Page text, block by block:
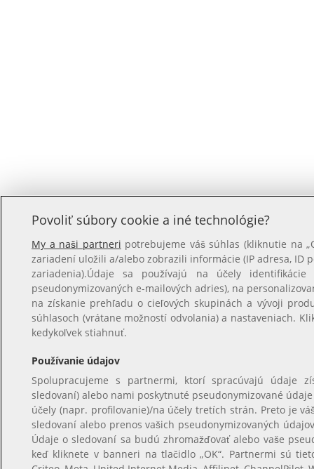
Povoliť súbory cookie a iné technológie?
My a naši partneri potrebujeme váš súhlas (kliknutie na
zariadení uložili a/alebo zobrazili informácie (IP adresa, ID
zariadenia).Údaje sa používajú na účely
pseudonymizovaných e-mailových adries), na
na získanie prehľadu o cieľových skupinách a vývoji
súhlasoch (vrátane možností odvolania) a nastaveniach.
kedykoľvek stiahnuť.
Používanie údajov
Spolupracujeme s partnermi, ktorí spracúvajú údaje
sledovaní) alebo nami poskytnuté pseudonymizované
účely (napr. profilovanie)/na účely tretích strán. Preto je
sledovaní alebo prenos vašich pseudonymizovaných
Údaje o sledovaní sa budú zhromažďovať alebo vaše
keď kliknete v banneri na tlačidlo „OK“. Partnermi sú